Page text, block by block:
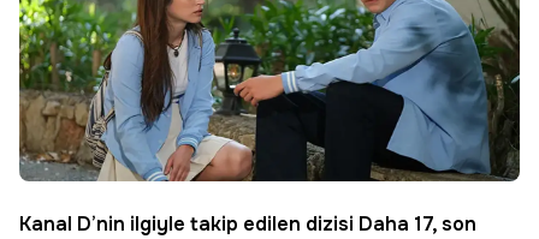
Kanal D’nin ilgiyle takip edilen dizisi Daha 17, son